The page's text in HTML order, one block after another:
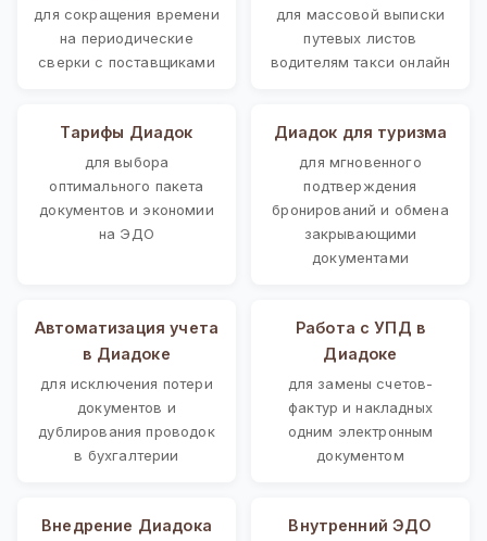
для сокращения времени
на периодические
сверки с поставщиками
для массовой выписки
путевых листов
водителям такси онлайн
Тарифы Диадок
для выбора
оптимального пакета
документов и экономии
на ЭДО
Диадок для туризма
для мгновенного
подтверждения
бронирований и обмена
закрывающими
документами
Автоматизация учета
в Диадоке
для исключения потери
документов и
дублирования проводок
в бухгалтерии
Работа с УПД в
Диадоке
для замены счетов-
фактур и накладных
одним электронным
документом
Внедрение Диадока
Внутренний ЭДО